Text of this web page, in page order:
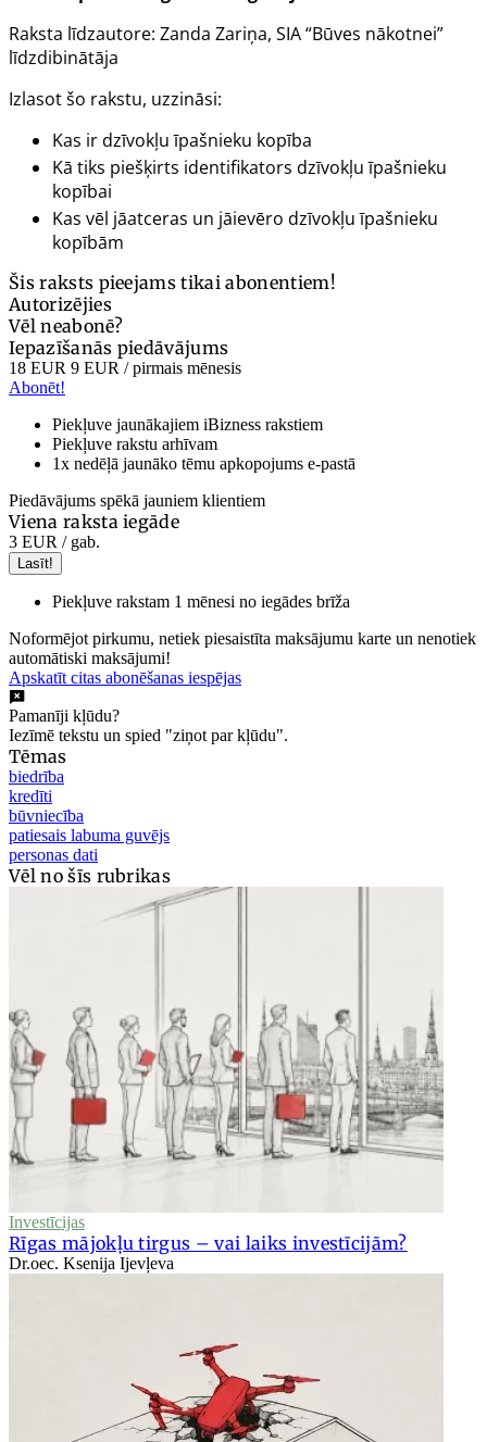
Raksta līdzautore: Zanda Zariņa, SIA “Būves nākotnei”
līdzdibinātāja
Izlasot šo rakstu, uzzināsi:
Kas ir dzīvokļu īpašnieku kopība
Kā tiks piešķirts identifikators dzīvokļu īpašnieku
kopībai
Kas vēl jāatceras un jāievēro dzīvokļu īpašnieku
kopībām
Šis raksts pieejams tikai abonentiem!
Autorizējies
Vēl neabonē?
Iepazīšanās piedāvājums
18 EUR 9 EUR / pirmais mēnesis
Abonēt!
Piekļuve jaunākajiem iBizness rakstiem
Piekļuve rakstu arhīvam
1x nedēļā jaunāko tēmu apkopojums e-pastā
Piedāvājums spēkā jauniem klientiem
Viena raksta iegāde
3 EUR / gab.
Lasīt!
Piekļuve rakstam 1 mēnesi no iegādes brīža
Noformējot pirkumu, netiek piesaistīta maksājumu karte un nenotiek
automātiski maksājumi!
Apskatīt citas abonēšanas iespējas
Pamanīji kļūdu?
Iezīmē tekstu un spied "ziņot par kļūdu".
Tēmas
biedrība
kredīti
būvniecība
patiesais labuma guvējs
personas dati
Vēl no šīs rubrikas
Investīcijas
Rīgas mājokļu tirgus – vai laiks investīcijām?
Dr.oec. Ksenija Ijevļeva